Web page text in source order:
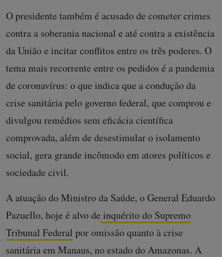
O presidente também é acusado de cometer crimes
contra a soberania nacional e até contra a existência
da União e incitar conflitos entre os três poderes. O
tema mais recorrente entre os pedidos é a pandemia
de coronavírus: o que indica que a condução da
crise sanitária pelo governo federal, que comprou e
divulgou remédios sem eficácia científica
comprovada, além de desestimular o isolamento
social, gera grande incômodo em atores políticos e
sociedade civil.
A atuação do Ministro da Saúde, o General Eduardo
Pazuello, hoje é alvo de inquérito do Supremo
Tribunal Federal por omissão quanto à crise
sanitária em Manaus, no estado do Amazonas. A